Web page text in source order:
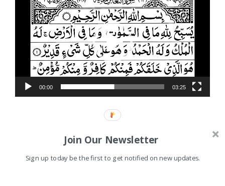
Player
00:00 03:25
Join Our Newsletter
Sign up today be the first to get notified on new updates.